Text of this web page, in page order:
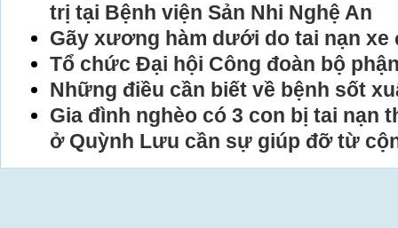
trị tại Bệnh viện Sản Nhi Nghệ An
Gãy xương hàm dưới do tai nạn xe
Tổ chức Đại hội Công đoàn bộ
Những điều cần biết về bệnh sốt
Gia đình nghèo có 3 con bị tai nạn
ở Quỳnh Lưu cần sự giúp đỡ từ